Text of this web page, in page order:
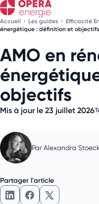
Accueil Les guides Efficacité
énergétique : définition et objectifs
AMO en
objectifs
Mis à jour le 23 juillet 2026
Par Alexandra
Partager l'article
Partager l'article sur LinkedIn
Partager l'article sur
Partager l'article
Découvrez nos
Choisissez les newsletters